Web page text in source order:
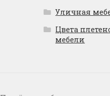
Уличная
Цвета
мебели